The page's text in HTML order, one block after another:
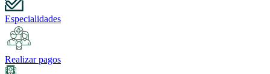
Especialidades
Realizar pagos